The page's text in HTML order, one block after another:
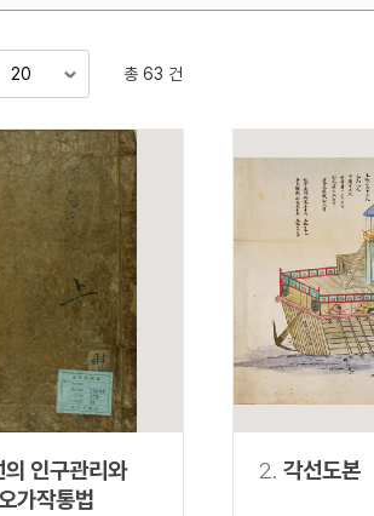
조선 후기
검색 연산자 사용안내
연산자
AND 정조 AND 정약용
“정조”와 “정약
색
정조 OR 정약용 “정조” 또는 “정
NOT 정조 NOT 정약용
“정조”가 나온
료를 검색
시에 여러 개의 연산자를 사용할 수 있습니다.
총 63 건
인구관리와
가작통법
2. 각선도본